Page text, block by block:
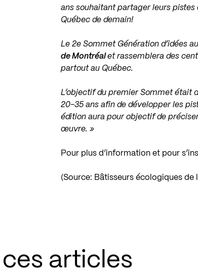
ans souhaitant partager leurs
Québec de demain!
Le 2e Sommet Génération d’idées
de Montréalet rassemblera des
partout au Québec.
L’objectif du premier Sommet était
20-35 ans afin de développer les
édition aura pour objectif de
œuvre. »
Pour plus d’information et pour
(Source: Bâtisseurs écologiques de
articles